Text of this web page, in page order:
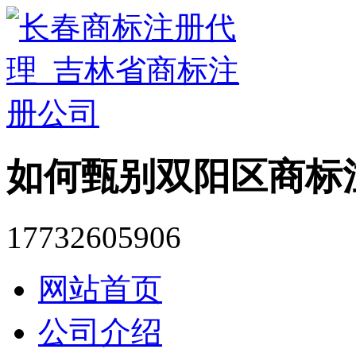
如何甄别双阳区商
17732605906
网站首页
公司介绍